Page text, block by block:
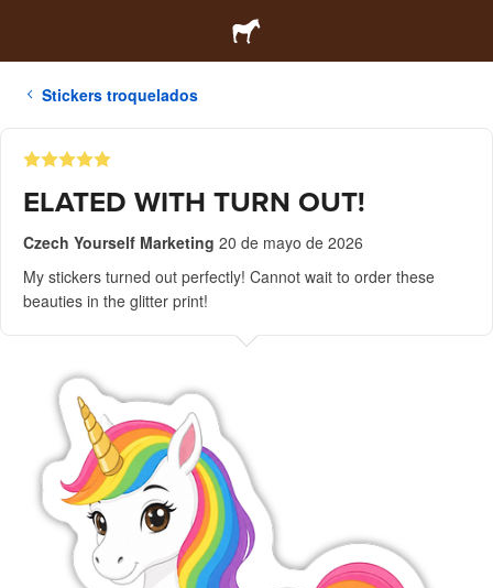
Stickers troquelados
ELATED WITH TURN OUT!
Czech Yourself Marketing 20 de mayo de 2026
My stickers turned out perfectly! Cannot wait to order these
beauties in the glitter print!